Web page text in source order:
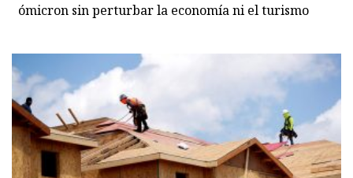
ómicron sin perturbar la economía ni el turismo